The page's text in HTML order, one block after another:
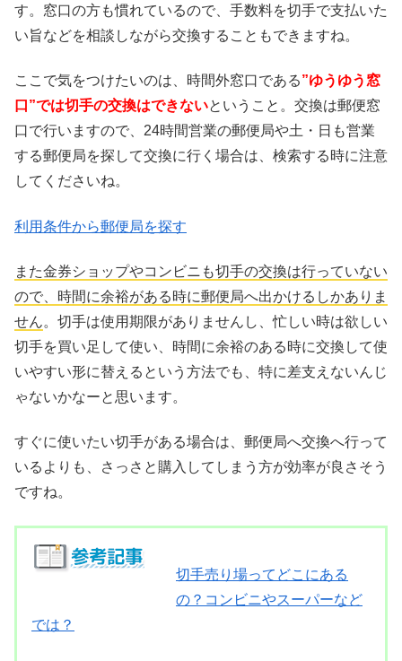
す。窓口の方も慣れているので、手数料を切手で支払いた
い旨などを相談しながら交換することもできますね。
ここで気をつけたいのは、時間外窓口である”ゆうゆう窓
口”では切手の交換はできないということ。交換は郵便窓
口で行いますので、24時間営業の郵便局や土・日も営業
する郵便局を探して交換に行く場合は、検索する時に注意
してくださいね。
利用条件から郵便局を探す
また金券ショップやコンビニも切手の交換は行っていない
ので、時間に余裕がある時に郵便局へ出かけるしかありま
せん。切手は使用期限がありませんし、忙しい時は欲しい
切手を買い足して使い、時間に余裕のある時に交換して使
いやすい形に替えるという方法でも、特に差支えないんじ
ゃないかなーと思います。
すぐに使いたい切手がある場合は、郵便局へ交換へ行って
いるよりも、さっさと購入してしまう方が効率が良さそう
ですね。
切手売り場ってどこにある
の？コンビニやスーパーなど
では？